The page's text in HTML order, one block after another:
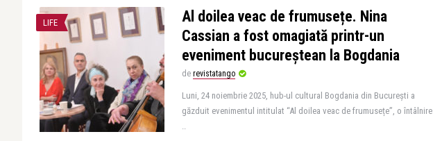
LIFE
Al doilea veac de frumusețe. Nina
Cassian a fost omagiată printr-un
eveniment bucureștean la Bogdania
de revistatango
Luni, 24 noiembrie 2025, hub-ul cultural Bogdania din București a
găzduit evenimentul intitulat “Al doilea veac de frumusețe”, o întâlnire
..